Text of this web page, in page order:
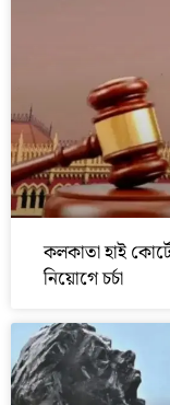
কলকাতা হাই
নিয়োগে চর্চা